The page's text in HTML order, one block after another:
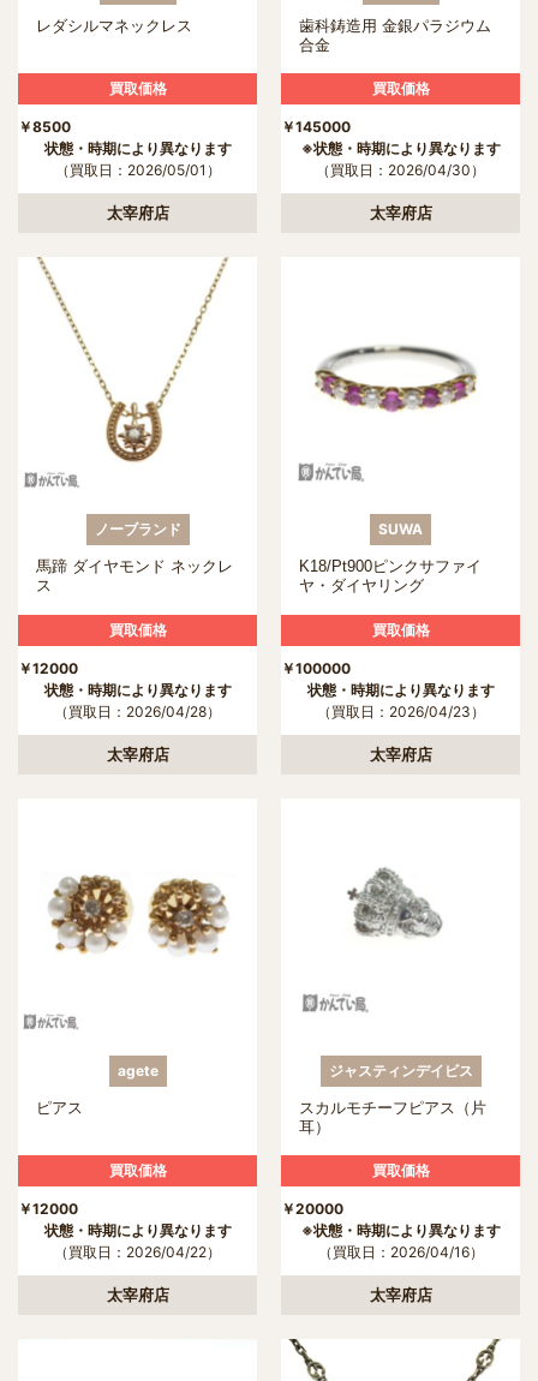
レダシルマネックレス
買取価格
￥8500
状態・時期により異なります
（買取日：2026/05/01）
太宰府店
歯科鋳造用 金銀パラジウム
合金
買取価格
￥
※状態・時期により異なります
（買取日：2026/04/30）
太宰府店
ノーブランド
馬蹄 ダイヤモンド ネックレ
ス
買取価格
￥12000
状態・時期により異なります
（買取日：2026/04/28）
太宰府店
SUWA
K18/Pt900ピンクサファイ
ヤ・ダイヤリング
買取価格
￥100000
状態・時期により異なります
（買取日：2026/04/23）
太宰府店
agete
ピアス
買取価格
￥12000
状態・時期により異なります
（買取日：2026/04/22）
太宰府店
ジャスティンデイビス
スカルモチーフピアス（片
耳）
買取価格
￥
※状態・時期により異なります
（買取日：2026/04/16）
太宰府店